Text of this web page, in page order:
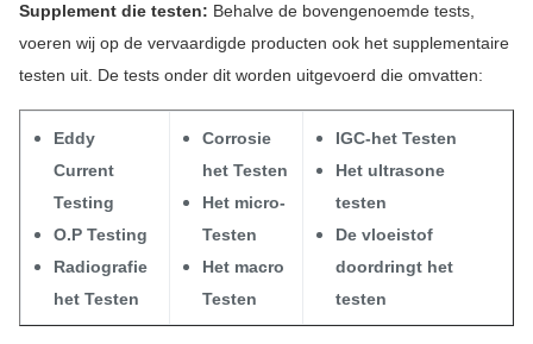
Testen uitgevoerd volgens
normen astm-a 450 voor
het controleren van
Lucht in Drukonderzoek
Om om het even welk
bewijsmateriaal van
luchtlekkage te controleren
Supplement die testen: Behalve de bovengenoemde tests,
voeren wij op de vervaardigde producten ook het supplementaire
testen uit. De tests onder dit worden uitgevoerd die omvatten:
Eddy
Current
Testing
O.P Testing
Radiografie
het Testen
Corrosie
het Testen
Het micro-
Testen
Het macro
Testen
IGC-het Testen
Het ultrasone
testen
De vloeistof
doordringt het
testen